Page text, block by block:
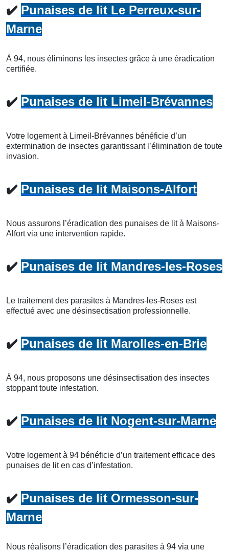
✔️ Punaises de lit Le Perreux-sur-
Marne
À 94, nous éliminons les insectes grâce à une éradication
certifiée.
✔️ Punaises de lit Limeil-Brévannes
Votre logement à Limeil-Brévannes bénéficie d’un
extermination de insectes garantissant l’élimination de toute
invasion.
✔️ Punaises de lit Maisons-Alfort
Nous assurons l’éradication des punaises de lit à Maisons-
Alfort via une intervention rapide.
✔️ Punaises de lit Mandres-les-Roses
Le traitement des parasites à Mandres-les-Roses est
effectué avec une désinsectisation professionnelle.
✔️ Punaises de lit Marolles-en-Brie
À 94, nous proposons une désinsectisation des insectes
stoppant toute infestation.
✔️ Punaises de lit Nogent-sur-Marne
Votre logement à 94 bénéficie d’un traitement efficace des
punaises de lit en cas d’infestation.
✔️ Punaises de lit Ormesson-sur-
Marne
Nous réalisons l’éradication des parasites à 94 via une